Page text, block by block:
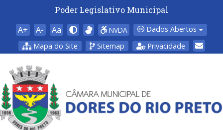
Poder Legislativo Municipal
A+ A- Aa NVDA
Dados Abertos
Mapa do Site
Sitemap Privacidade